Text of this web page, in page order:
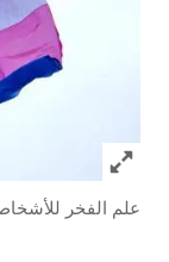
to expand Image
علم الفخر